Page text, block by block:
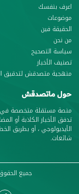
اعرف بنفسك
موضوعات
الحقيقة فين
من نحن
سياسة التصحيح
تصنيف الأخبار
منهجية متصدقش لتدقيق
حول ماتصدقش
منصة مستقلة متخصصة في
تدفق الأخبار الكاذبة أو
الأيديولوجي ، أو بطريق
شائعات.
جميع